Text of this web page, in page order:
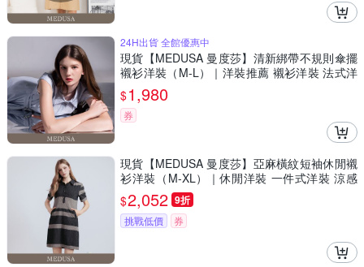
24H出貨 全館優惠中
現貨【MEDUSA 曼度莎】清新綁帶不規則傘擺
襯衫洋裝（M-L）｜洋裝推薦 襯衫洋裝 法式洋
裝
$1,980
券
現貨【MEDUSA 曼度莎】亞麻橫紋短袖休閒襯
衫洋裝（M-XL）｜休閒洋裝 一件式洋裝 涼感
透氣亞麻
$2,052 9折
挑戰低價 券